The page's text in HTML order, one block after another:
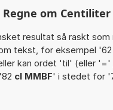
om
resultat så raskt
tekst, for eksempel '62
kan ordet 'til' (eller '='
cl MMBF' i stedet for